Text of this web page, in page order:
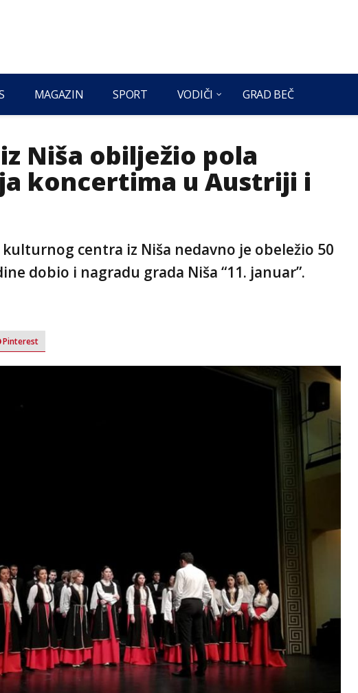
MAGAZIN SPORT VODIČI GRAD BEČ
Niša obilježio pola
koncertima u Austriji i
centra iz Niša nedavno je obeležio 50
dobio i nagradu grada Niša “11. januar”.
Pinterest